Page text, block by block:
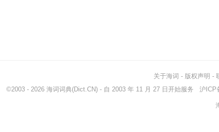
关于海词 - 版权声明 -
©2003 - 2026 海词词典(Dict.CN) - 自 2003 年 11 月 27 日开始服务 沪ICP